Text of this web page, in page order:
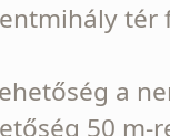
tér
a
50 m-